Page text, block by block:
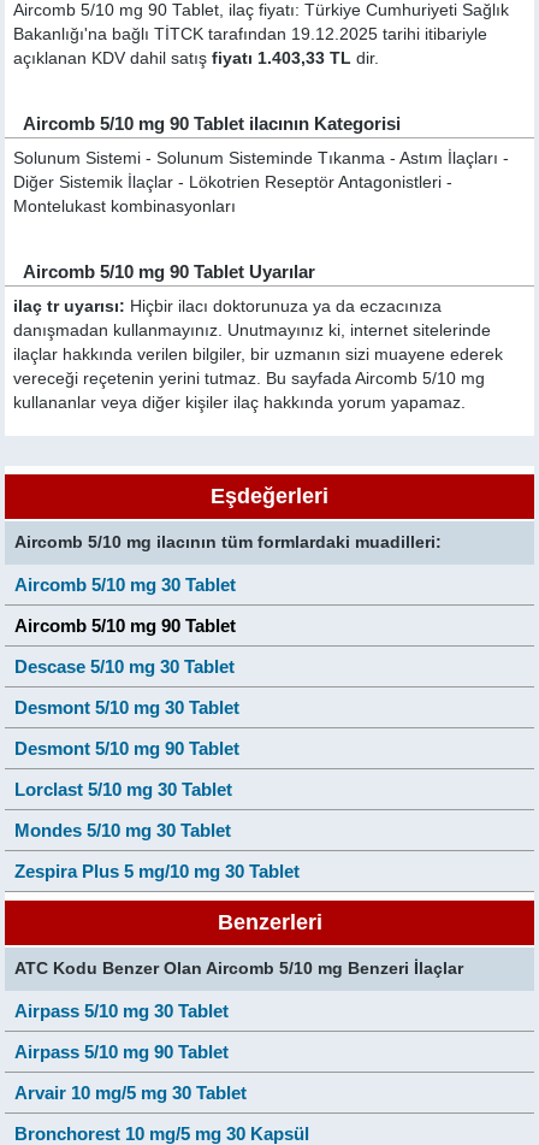
Aircomb 5/10 mg 90 Tablet, ilaç fiyatı: Türkiye Cumhuriyeti Sağlık
Bakanlığı'na bağlı TİTCK tarafından 19.12.2025 tarihi itibariyle
açıklanan KDV dahil satışfiyatı 1.403,33 TL dir.
Aircomb 5/10 mg 90 Tablet ilacının Kategorisi
Solunum Sistemi - Solunum Sisteminde Tıkanma - Astım İlaçları -
Diğer Sistemik İlaçlar - Lökotrien Reseptör Antagonistleri -
Montelukast kombinasyonları
Aircomb 5/10 mg 90 Tablet Uyarılar
ilaç tr uyarısı: Hiçbir ilacı doktorunuza ya da eczacınıza
danışmadan kullanmayınız. Unutmayınız ki, internet sitelerinde
ilaçlar hakkında verilen bilgiler, bir uzmanın sizi muayene ederek
vereceği reçetenin yerini tutmaz. Bu sayfada Aircomb 5/10 mg
kullananlar veya diğer kişiler ilaç hakkında yorum yapamaz.
Eşdeğerleri
Aircomb 5/10 mg ilacının tüm formlardaki muadilleri:
Aircomb 5/10 mg 30 Tablet
Aircomb 5/10 mg 90 Tablet
Descase 5/10 mg 30 Tablet
Desmont 5/10 mg 30 Tablet
Desmont 5/10 mg 90 Tablet
Lorclast 5/10 mg 30 Tablet
Mondes 5/10 mg 30 Tablet
Zespira Plus 5 mg/10 mg 30 Tablet
Benzerleri
ATC Kodu Benzer Olan Aircomb 5/10 mg Benzeri İlaçlar
Airpass 5/10 mg 30 Tablet
Airpass 5/10 mg 90 Tablet
Arvair 10 mg/5 mg 30 Tablet
Bronchorest 10 mg/5 mg 30 Kapsül